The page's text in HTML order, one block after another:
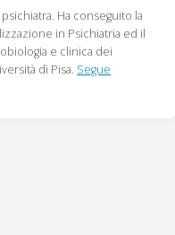
Ha conseguito la
in Psichiatria ed il
e clinica dei
di Pisa. Segue